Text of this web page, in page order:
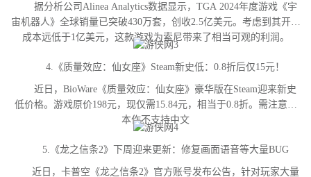
据分析公司Alinea Analytics数据显示，TGA 2024年度游戏《宇
宙机器人》全球销量已突破430万套，创收2.5亿美元。考虑到其开发
成本远低于1亿美元，这款游戏为索尼带来了相当可观的利润。
4.《质量效应：仙女座》Steam新史低：0.8折后仅15元！
近日，BioWare《质量效应：仙女座》豪华版在Steam迎来新史
低价格。游戏原价198元，现仅需15.84元，相当于0.8折。需注意，
本作不支持中文
5.《龙之信条2》下周迎来更新：修复画面语音等大量BUG
近日，卡普空《龙之信条2》官方账号发布公告，针对玩家大量